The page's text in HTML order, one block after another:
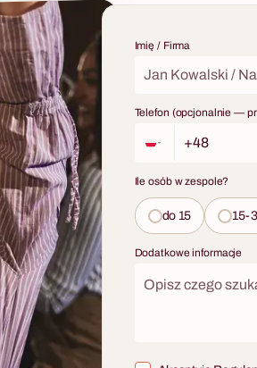
Imię / Firma
Telefon (opcjonalnie —
Ile osób w zespole?
do 15 15-
Dodatkowe informacje